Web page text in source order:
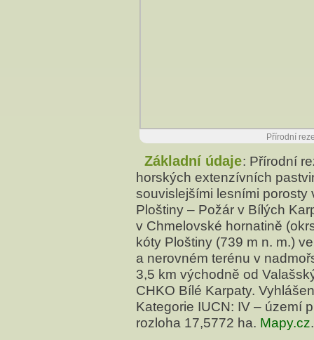
Přírodní
Základní údaje: Přírodní
horských extenzívních
souvislejšími lesními porosty
Ploštiny – Požár v Bílých
v Chmelovské hornatině
kóty Ploštiny (739 m n. m.)
a nerovném terénu v
3,5 km východně od
CHKO Bílé Karpaty.
Kategorie IUCN: IV – území
rozloha 17,5772 ha. Mapy.cz.